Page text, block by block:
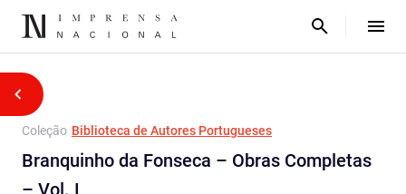
Coleção Biblioteca de Autores Portugueses
Branquinho da Fonseca – Obras Completas
– Vol. I